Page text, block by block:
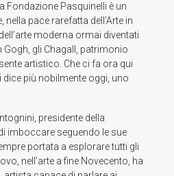
Fondazione Pasquinelli è un
pace rarefatta dell’Arte in
moderna ormai diventati
Gogh, gli Chagall, patrimonio
artistico. Che ci fa ora qui
più nobilmente oggi, uno
presidente della
imboccare seguendo le sue
portata a esplorare tutti gli
nell’arte a fine Novecento, ha